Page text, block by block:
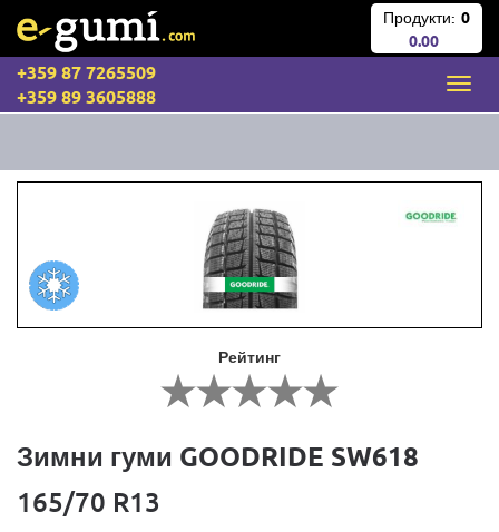
Продукти: 0
0.00
+359 87 7265509
+359 89 3605888
Рейтинг
Зимни гуми GOODRIDE SW618
165/70 R13